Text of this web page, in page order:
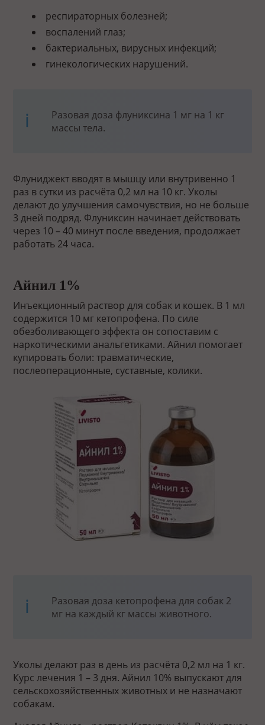
респираторных болезней;
воспалений глаз;
бактериальных, вирусных инфекций;
гинекологических нарушений.
Разовая доза флуниксина 1 мг на 1 кг
массы тела.
Флуниджект вводят в мышцу или внутривенно 1
раз в сутки из расчёта 0,2 мл на 10 кг. Уколы
делают до улучшения самочувствия, но не больше
3 дней подряд. Флуниксин начинает действовать
через 10 – 40 минут после введения, продолжает
работать 24 часа.
Айнил 1%
Инъекционный раствор для собак и кошек. В 1 мл
содержится 10 мг кетопрофена. По силе
обезболивающего эффекта он сопоставим с
наркотическими анальгетиками. Айнил помогает
купировать боли: травматические,
послеоперационные, суставные, колики.
Разовая доза кетопрофена для собак 2
мг на каждый кг массы животного.
Уколы делают раз в день из расчёта 0,2 мл на 1 кг.
Курс лечения 1 – 3 дня. Айнил 10% выпускают для
сельскохозяйственных животных и не назначают
собакам.